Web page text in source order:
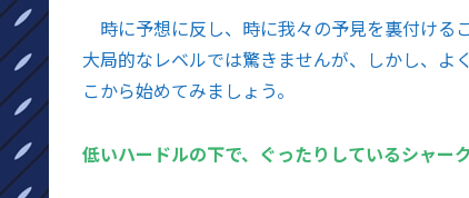
時に予想に反し、時に我々の予見を裏付ける
大局的なレベルでは驚きませんが、しかし、よ
こから始めてみましょう。
低いハードルの下で、ぐったりしているシャー